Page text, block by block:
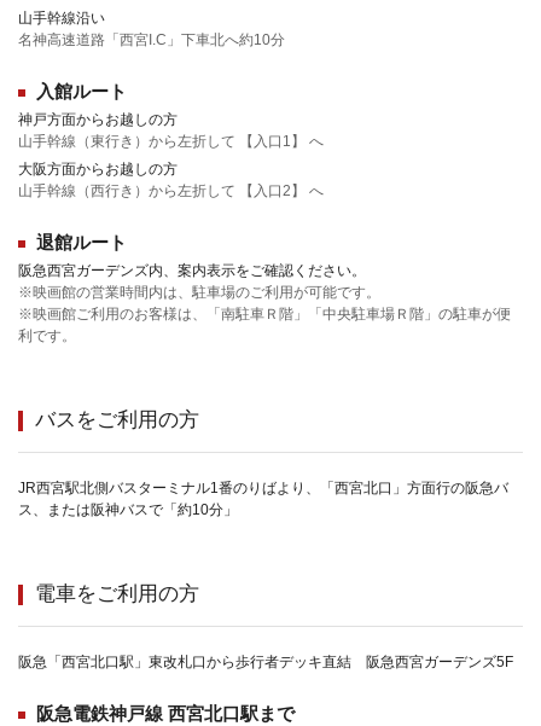
山手幹線沿い
名神高速道路「西宮I.C」下車北へ約10分
入館ルート
神戸方面からお越しの方
山手幹線（東行き）から左折して 【入口1】 へ
大阪方面からお越しの方
山手幹線（西行き）から左折して 【入口2】 へ
退館ルート
阪急西宮ガーデンズ内、案内表示をご確認ください。
※映画館の営業時間内は、駐車場のご利用が可能です。
※映画館ご利用のお客様は、「南駐車Ｒ階」「中央駐車場Ｒ階」の駐車が便
利です。
バスをご利用の方
JR西宮駅北側バスターミナル1番のりばより、「西宮北口」方面行の阪急バ
ス、または阪神バスで「約10分」
電車をご利用の方
阪急「西宮北口駅」東改札口から歩行者デッキ直結 阪急西宮ガーデンズ5F
阪急電鉄神戸線 西宮北口駅まで